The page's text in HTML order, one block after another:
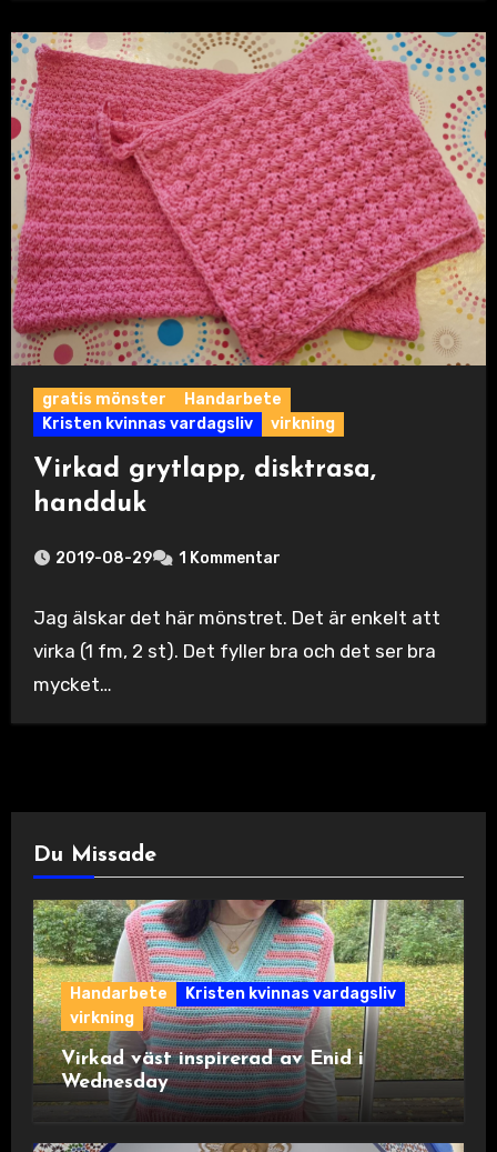
gratis mönster
Handarbete
Kristen kvinnas vardagsliv
virkning
Virkad grytlapp, disktrasa,
handduk
2019-08-29 1 Kommentar
Jag älskar det här mönstret. Det är enkelt att
virka (1 fm, 2 st). Det fyller bra och det ser bra
mycket…
Du Missade
Handarbete
Kristen kvinnas vardagsliv
virkning
Virkad väst inspirerad av Enid i
Wednesday